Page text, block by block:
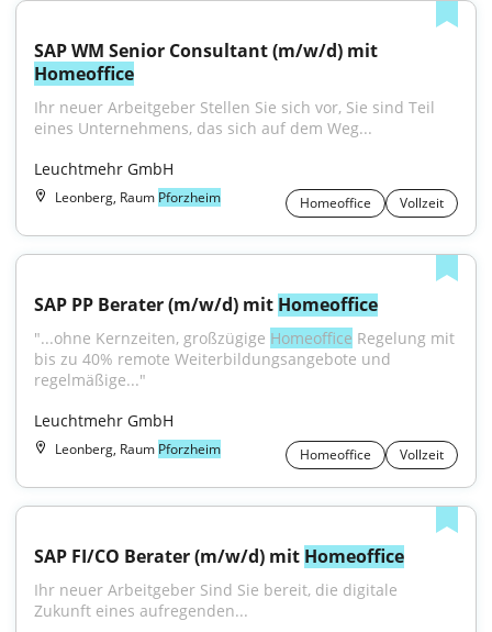
Homeoffice
Ihr neuer Arbeitgeber Stellen Sie sich vor, Sie sind Teil
eines Unternehmens, das sich auf dem Weg...
Leuchtmehr GmbH
Leonberg, Raum Pforzheim Homeoffice Vollzeit
SAP PP Berater (m/w/d) mit Homeoffice
"...ohne Kernzeiten, großzügige Homeoffice Regelung mit
bis zu 40% remote Weiterbildungsangebote und
regelmäßige..."
Leuchtmehr GmbH
Leonberg, Raum Pforzheim Homeoffice Vollzeit
SAP FI/CO Berater (m/w/d) mit Homeoffice
Ihr neuer Arbeitgeber Sind Sie bereit, die digitale
Zukunft eines aufregenden...